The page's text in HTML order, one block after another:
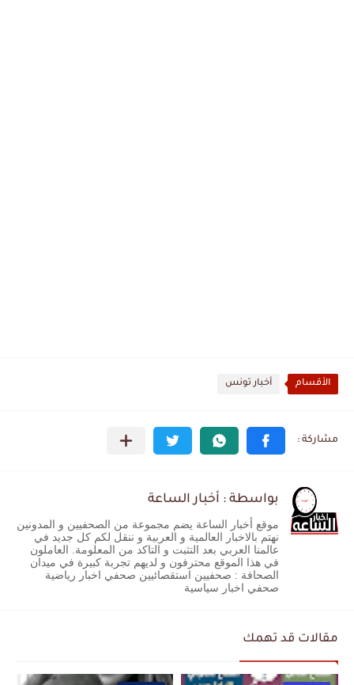
الأقسام أخبار تونس
بواسطة : أخبار الساعة
موقع أخبار الساعة يضم مجموعة من الصحفيين و المدونين
نهتم بالاخبار العالمية و العربية و ننقل لكم كل جديد في
عالمنا العربي بعد التثبت و التاكد من المعلومة. العاملون
في هذا الموقع محترفون و لديهم تجربة كبيرة في ميدان
الصحافة : صحفيين استقصائيين صحفي اخبار رياضية
صحفي اخبار سياسية
مقالات قد تهمك